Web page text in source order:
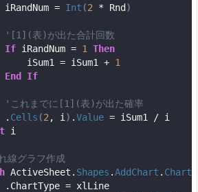
iRandNum =
Int(2 * Rnd )
'[1](表)が出た合計回数
If iRandNum = 1
Then
iSum1 = iSum1 +
1
End
If
'これまでに[1](表)が出た確率
.
Cells(2 , i ) .Value = iSum1 / i
i
線グラフ作成
ActiveSheet. Shapes .AddChart . Chart
.ChartType = xlLine